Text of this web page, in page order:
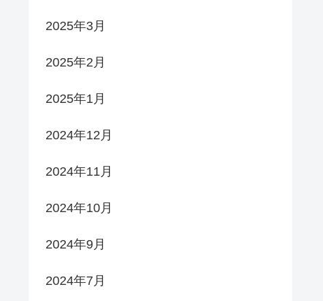
2025年3月
2025年2月
2025年1月
2024年12月
2024年11月
2024年10月
2024年9月
2024年7月